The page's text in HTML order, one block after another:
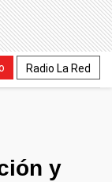
Radio La Red
y